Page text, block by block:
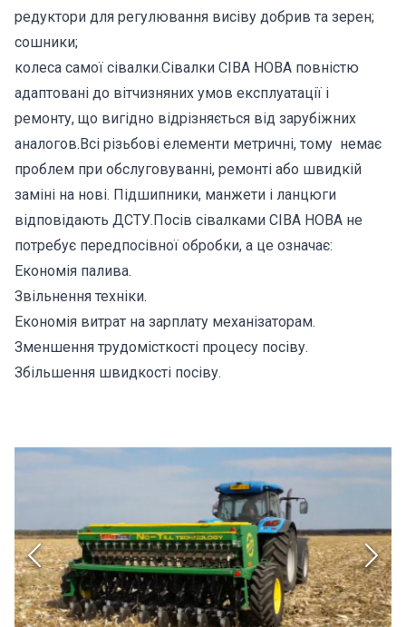
редуктори для регулювання висіву добрив та зерен;
сошники;
колеса самої сівалки.Сівалки СІВА НОВА повністю
адаптовані до вітчизняних умов експлуатації і
ремонту, що вигідно відрізняється від зарубіжних
аналогов.Всі різьбові елементи метричні, тому немає
проблем при обслуговуванні, ремонті або швидкій
заміні на нові. Підшипники, манжети і ланцюги
відповідають ДСТУ.Посів сівалками CІВА НОВА не
потребує передпосівної обробки, а це означає:
Економія палива.
Звільнення техніки.
Економія витрат на зарплату механізаторам.
Зменшення трудомісткості процесу посіву.
Збільшення швидкості посіву.